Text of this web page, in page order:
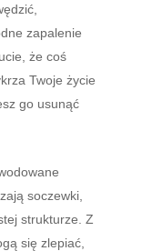
zapalenie
że coś
Twoje życie
go usunąć
soczewki,
strukturze. Z
się zlepiać,